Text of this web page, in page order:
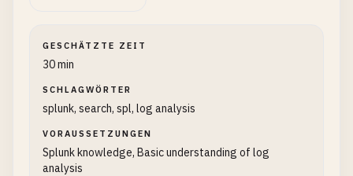
GESCHÄTZTE ZEIT
30 min
SCHLAGWÖRTER
splunk, search, spl, log analysis
VORAUSSETZUNGEN
Splunk knowledge, Basic understanding of log
analysis